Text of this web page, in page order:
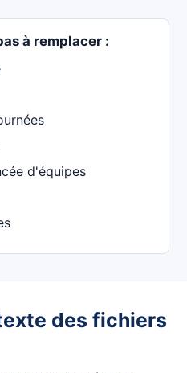
à remplacer :
d'équipes
des fichiers